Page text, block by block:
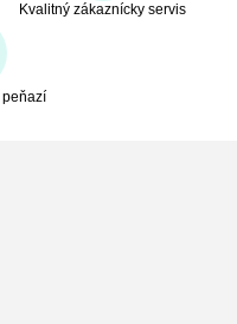
Kvalitný zákaznícky servis